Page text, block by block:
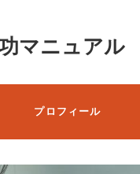
マニュアル
プロフィール